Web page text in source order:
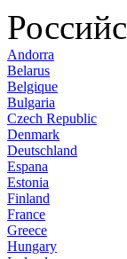
Andorra
Belarus
Belgique
Bulgaria
Czech Republic
Denmark
Deutschland
Espana
Estonia
Finland
France
Greece
Hungary